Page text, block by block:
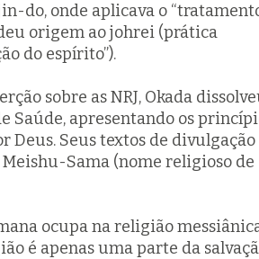
do, onde aplicava o
origem aojohrei (prática
do espírito”).
sobre as NRJ, Okada
Saúde, apresentando os
Seus textos de divulgação
Sama (nome religioso de
ocupa na religião
é apenas uma parte da